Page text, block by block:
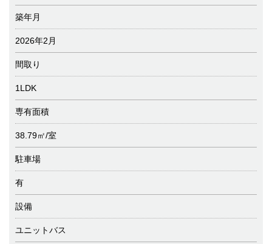
築年月
2026年2月
間取り
1LDK
専有面積
38.79㎡/室
駐車場
有
設備
ユニットバス